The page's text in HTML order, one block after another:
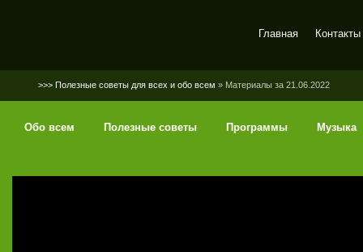
Главная Контакты
>>> Полезные советы для всех и обо всем » Материалы за 21.06.2022
Обо всем Полезные советы Программы Музыка